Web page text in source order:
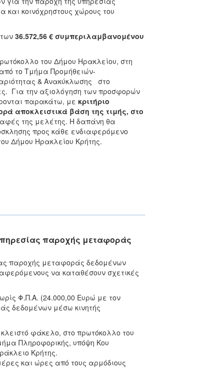
και κοινόχρηστους χώρους του
36.572,56 € συμπεριλαμβανομένου
του Δήμου Ηρακλείου, στη
το Τμήμα Προμήθειών-
& Ανακύκλωσης στο
Για την αξιολόγηση των προσφορών
παρακάτω, με κριτήριο
αποκλειστικά βάση της τιμής, στο
της μελέτης. Η δαπάνη θα
προς κάθε ενδιαφερόμενο
Δήμου Ηρακλείου Κρήτης.
παροχής μεταφοράς
παροχής μεταφοράς δεδομένων
να καταθέσουν σχετικές
Φ.Π.Α. (24.000,00 Ευρώ με τον
δεδομένων μέσω κινητής
φάκελο, στο πρωτόκολλο του
Πληροφορικής, υπόψη Κου
Κρήτης.
και ώρες από τους αρμόδιους